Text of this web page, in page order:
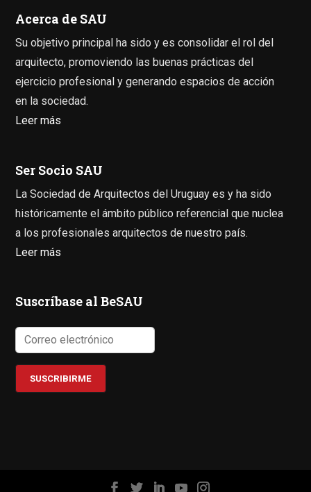
Acerca de SAU
Su objetivo principal ha sido y es consolidar el rol del
arquitecto, promoviendo las buenas prácticas del
ejercicio profesional y generando espacios de acción
en la sociedad.
Leer más
Ser Socio SAU
La Sociedad de Arquitectos del Uruguay es y ha sido
históricamente el ámbito público referencial que nuclea
a los profesionales arquitectos de nuestro país.
Leer más
Suscríbase al BeSAU